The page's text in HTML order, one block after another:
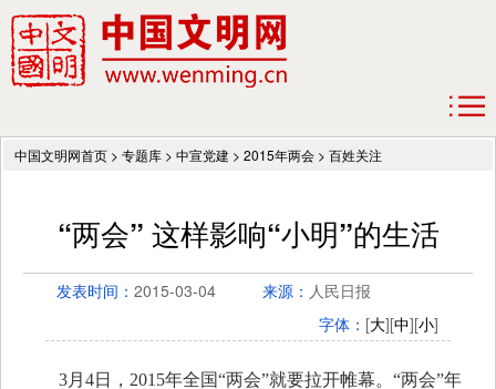
中国文明网首页 > 专题库 > 中宣党建 > 2015年两会 > 百姓关注
“两会” 这样影响“小明”的生活
发表时间： 2015-03-04 来源： 人民日报
字体： [大][中][小]
3月4日，2015年全国“两会”就要拉开帷幕。“两会”年